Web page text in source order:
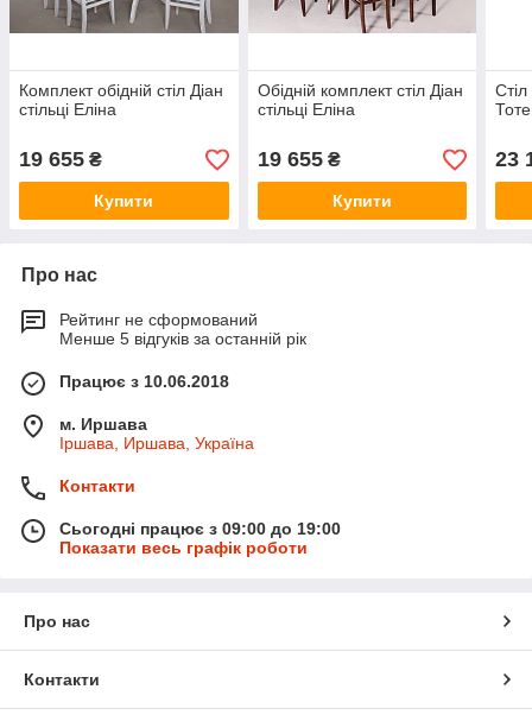
Комплект обідній стіл Діан
стільці Еліна
19 655 ₴
Купити
Обідній комплект стіл Діан
стільці Еліна
19 655₴
Купити
23
Про нас
Рейтинг не сформований
Менше 5 відгуків за останній рік
Працює з 10.06.2018
м. Иршава
Іршава, Иршава, Україна
Контакти
Сьогодні працює з 09:00 до 19:00
Показати весь графік роботи
Про нас
Контакти